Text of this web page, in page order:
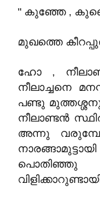
" കുഞ്ഞേ ,
മുഖത്തെ
ഹോ ,
നീലാച്ചനെ
പണ്ടു
നീലാണ്ടൻ
അന്നു
പൊതിഞ്ഞു